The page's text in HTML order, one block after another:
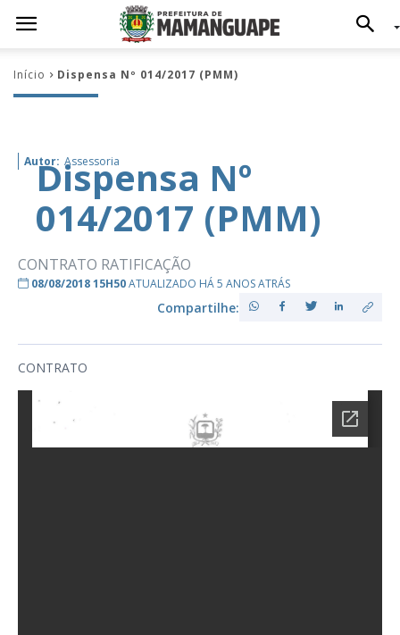
Início Dispensa Nº 014/2017 (PMM)
Autor: Assessoria
Dispensa Nº
014/2017 (PMM)
CONTRATO RATIFICAÇÃO
08/08/2018 15H50ATUALIZADO HÁ 5 ANOS ATRÁS
Compartilhe:
CONTRATO